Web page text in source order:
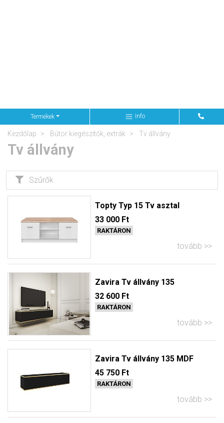
Termékek Info
Kezdőlap Bútor kiegészítők, extrák Tv állvány
Tv állvány
Szűrők
Topty Typ 15 Tv asztal
33 000 Ft
RAKTÁRON
tovább
Zavira Tv állvány 135
32 600 Ft
RAKTÁRON
tovább
Zavira Tv állvány 135 MDF
45 750 Ft
RAKTÁRON
tovább